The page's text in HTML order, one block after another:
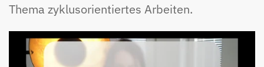
Thema zyklusorientiertes Arbeiten.